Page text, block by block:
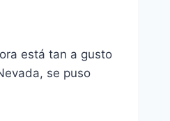
está tan a gusto
se puso